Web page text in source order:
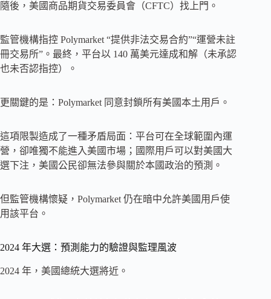
隨後，美國商品期貨交易委員會（CFTC）找上門。
監管機構指控 Polymarket “提供非法交易合約”“運營未註
冊交易所”。最終，平台以 140 萬美元達成和解（未承認
也未否認指控）。
更關鍵的是：Polymarket 同意封鎖所有美國本土用戶。
這項限製造成了一種矛盾局面：平台可在全球範圍內運
營，卻唯獨不能進入美國市場；國際用戶可以對美國大
選下注，美國公民卻無法參與關於本國政治的預測。
但監管機構懷疑，Polymarket 仍在暗中允許美國用戶使
用該平台。
2024 年大選：預測能力的驗證與監理風波
2024 年，美國總統大選將近。